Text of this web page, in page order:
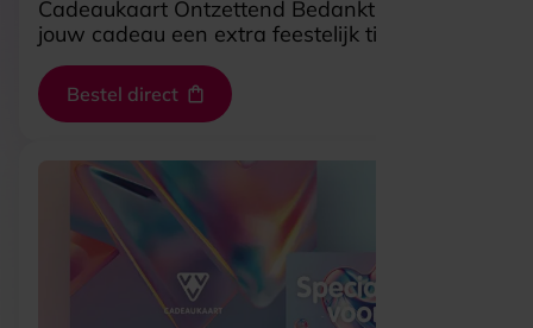
Cadeaukaart Ontzettend Bedankt. Zo geef jij
jouw cadeau een extra feestelijk tintje.
Bestel direct